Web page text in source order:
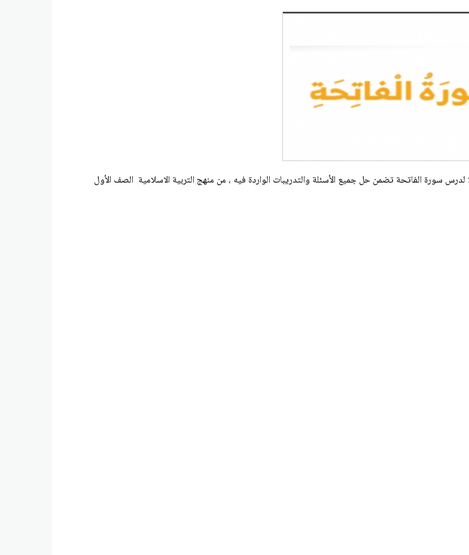
سورة الفاتحة تضمن حل جميع الأسئلة والتدريبات الواردة فيه ، من منهج التربية الاسلامية الصف الأول